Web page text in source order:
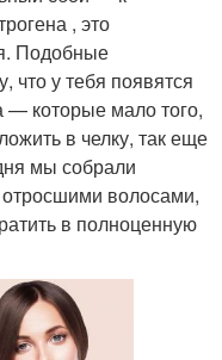
, это
Подобные
что у тебя появятся
— которые мало того,
в челку, так еще
мы собрали
отросшими волосами,
в полноценную